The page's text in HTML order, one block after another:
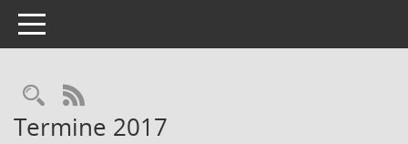
Toggle navigation
RSS-Feed
Termine 2017